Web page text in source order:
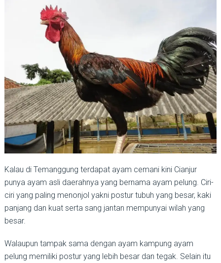
Kalau di Temanggung terdapat ayam cemani kini Cianjur
punya ayam asli daerahnya yang bernama ayam pelung. Ciri-
ciri yang paling menonjol yakni postur tubuh yang besar, kaki
panjang dan kuat serta sang jantan mempunyai wilah yang
besar.
Walaupun tampak sama dengan ayam kampung ayam
pelung memiliki postur yang lebih besar dan tegak. Selain itu